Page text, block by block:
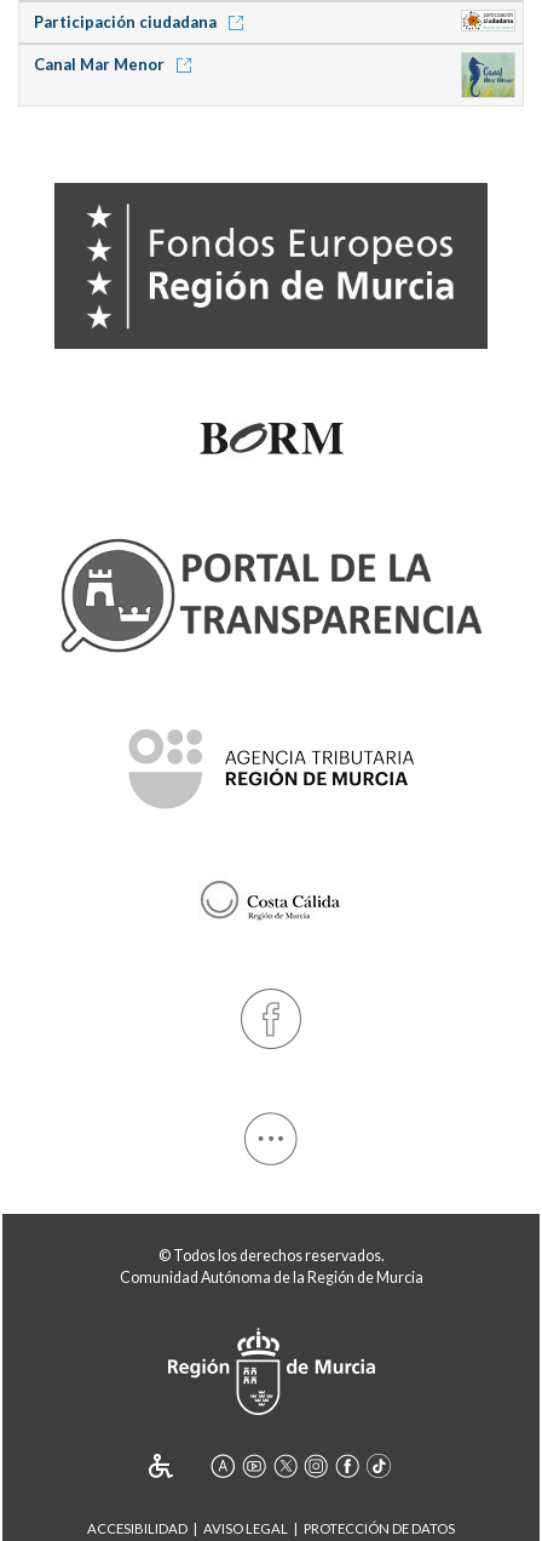
Participación ciudadana
Canal Mar Menor
© Todos los derechos reservados.
Comunidad Autónoma de la Región de Murcia
ACCESIBILIDAD AVISO LEGAL PROTECCIÓN DE DATOS